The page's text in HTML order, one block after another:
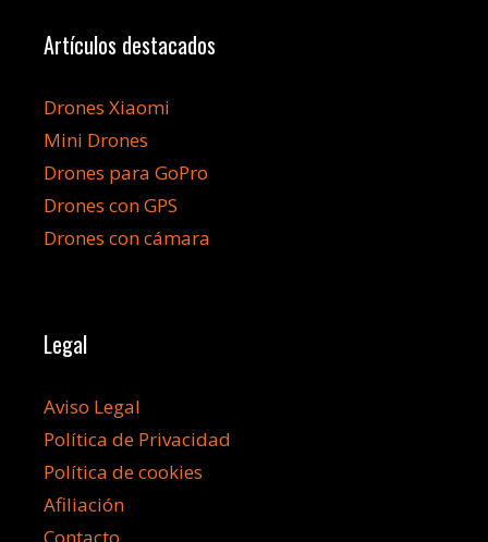
Artículos destacados
Drones Xiaomi
Mini Drones
Drones para GoPro
Drones con GPS
Drones con cámara
Legal
Aviso Legal
Política de Privacidad
Política de cookies
Afiliación
Contacto